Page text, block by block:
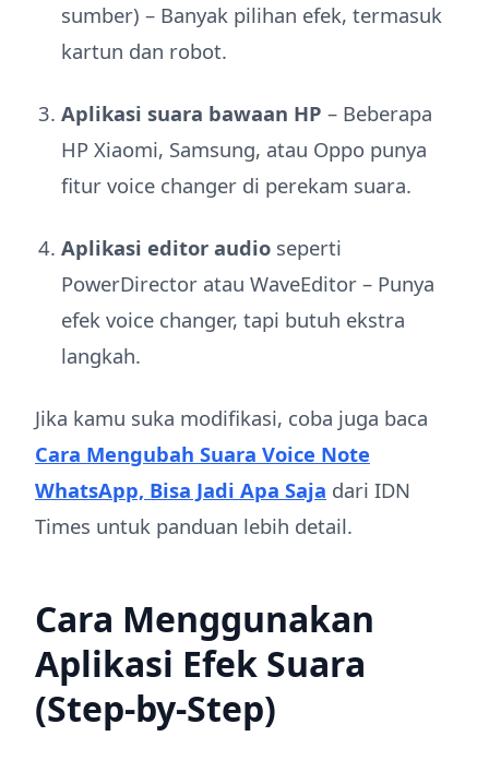
sumber) – Banyak pilihan efek, termasuk
kartun dan robot.
Aplikasi suara bawaan HP – Beberapa
HP Xiaomi, Samsung, atau Oppo punya
fitur voice changer di perekam suara.
Aplikasi editor audio seperti
PowerDirector atau WaveEditor – Punya
efek voice changer, tapi butuh ekstra
langkah.
Jika kamu suka modifikasi, coba juga baca
Cara Mengubah Suara Voice Note
WhatsApp, Bisa Jadi Apa Saja dari IDN
Times untuk panduan lebih detail.
Cara Menggunakan
Aplikasi Efek Suara
(Step-by-Step)